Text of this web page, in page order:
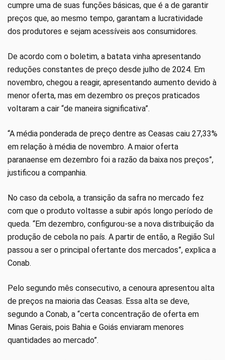
cumpre uma de suas funções básicas, que é a de garantir
preços que, ao mesmo tempo, garantam a lucratividade
dos produtores e sejam acessíveis aos consumidores.
De acordo com o boletim, a batata vinha apresentando
reduções constantes de preço desde julho de 2024. Em
novembro, chegou a reagir, apresentando aumento devido à
menor oferta, mas em dezembro os preços praticados
voltaram a cair “de maneira significativa”.
“A média ponderada de preço dentre as Ceasas caiu 27,33%
em relação à média de novembro. A maior oferta
paranaense em dezembro foi a razão da baixa nos preços”,
justificou a companhia.
No caso da cebola, a transição da safra no mercado fez
com que o produto voltasse a subir após longo período de
queda. “Em dezembro, configurou-se a nova distribuição da
produção de cebola no país. A partir de então, a Região Sul
passou a ser o principal ofertante dos mercados”, explica a
Conab.
Pelo segundo mês consecutivo, a cenoura apresentou alta
de preços na maioria das Ceasas. Essa alta se deve,
segundo a Conab, a “certa concentração de oferta em
Minas Gerais, pois Bahia e Goiás enviaram menores
quantidades ao mercado”.